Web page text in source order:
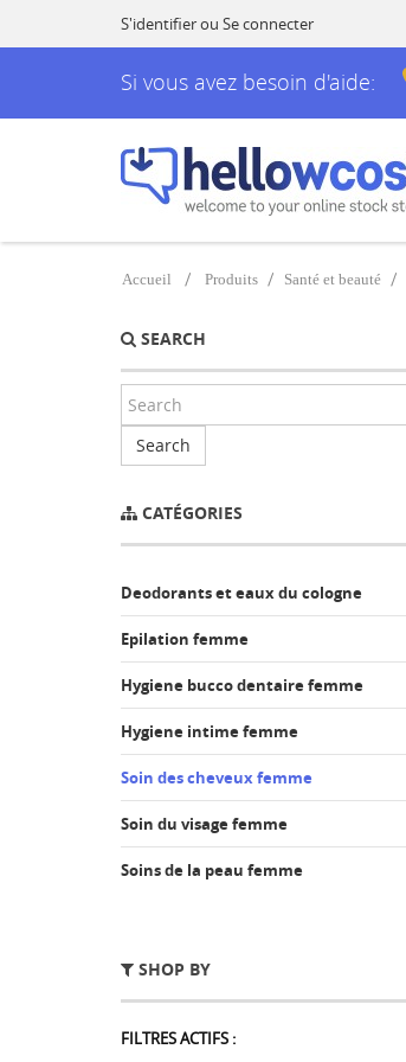
S'identifierou Se connecter
Si vous avez besoin d'aide:
Accueil Produits Santé et beauté
SEARCH
Search
CATÉGORIES
Deodorants et eaux du cologne
Epilation femme
Hygiene bucco dentaire femme
Hygiene intime femme
Soin des cheveux femme
Soin du visage femme
Soins de la peau femme
SHOP BY
FILTRES ACTIFS :